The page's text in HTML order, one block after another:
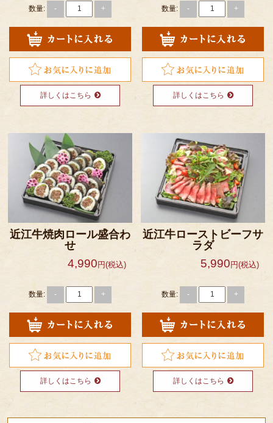
数量: - +
詳しくはこちら
数量: - +
詳しくはこちら
近江牛焼肉ロール盛合わ
せ
4,990 円(税込)
数量: - +
詳しくはこちら
近江牛ローストビーフサ
ラダ
5,990 円(税込)
数量: - +
詳しくはこちら